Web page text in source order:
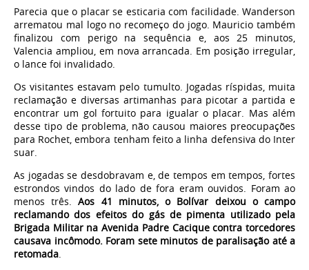
Parecia que o placar se esticaria com facilidade. Wanderson
arrematou mal logo no recomeço do jogo. Mauricio também
finalizou com perigo na sequência e, aos 25 minutos,
Valencia ampliou, em nova arrancada. Em posição irregular,
o lance foi invalidado.
Os visitantes estavam pelo tumulto. Jogadas ríspidas, muita
reclamação e diversas artimanhas para picotar a partida e
encontrar um gol fortuito para igualar o placar. Mas além
desse tipo de problema, não causou maiores preocupações
para Rochet, embora tenham feito a linha defensiva do Inter
suar.
As jogadas se desdobravam e, de tempos em tempos, fortes
estrondos vindos do lado de fora eram ouvidos. Foram ao
menos três. Aos 41 minutos, o Bolívar deixou o campo
reclamando dos efeitos do gás de pimenta utilizado pela
Brigada Militar na Avenida Padre Cacique contra torcedores
causava incômodo. Foram sete minutos de paralisação até a
retomada.